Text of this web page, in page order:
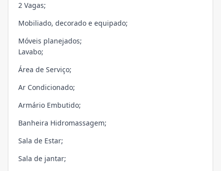
2 Vagas;
Mobiliado, decorado e equipado;
Móveis planejados;
Lavabo;
Área de Serviço;
Ar Condicionado;
Armário Embutido;
Banheira Hidromassagem;
Sala de Estar;
Sala de jantar;